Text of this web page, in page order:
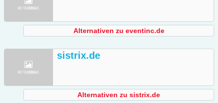
Alternativen zu eventinc.de
sistrix.de
Alternativen zu sistrix.de